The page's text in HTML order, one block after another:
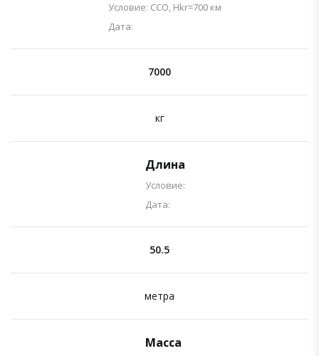
Условие: ССО, Hkr=700 км
Дата:
7000
кг
Длина
Условие:
Дата:
50.5
метра
Масса